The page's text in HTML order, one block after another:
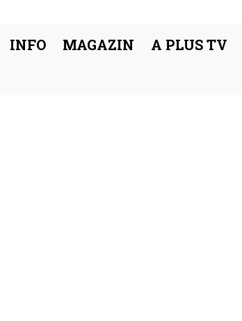
INFO MAGAZIN A PLUS TV